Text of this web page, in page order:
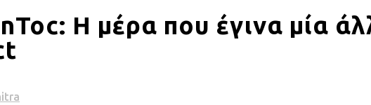
Η μέρα που έγινα μία